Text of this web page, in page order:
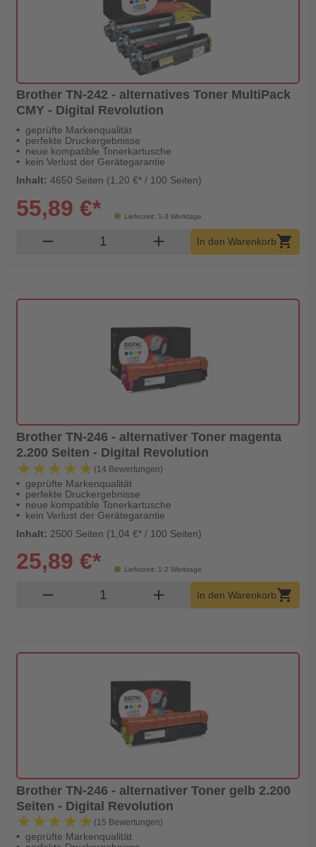
Brother TN-242 - alternatives Toner MultiPack
CMY - Digital Revolution
geprüfte Markenqualität
perfekte Druckergebnisse
neue kompatible Tonerkartusche
kein Verlust der Gerätegarantie
Inhalt: 4650 Seiten (1,20 €* / 100 Seiten)
Lieferzeit: 1-3 Werktage
55,89 €*
remove Produkt Warenkorb Menge
add In den Warenkorb shopping_cart
Brother TN-246 - alternativer Toner magenta
2.200 Seiten - Digital Revolution
★★★★★
★★★★★ (14 Bewertungen)
geprüfte Markenqualität
perfekte Druckergebnisse
neue kompatible Tonerkartusche
kein Verlust der Gerätegarantie
Inhalt: 2500 Seiten (1,04 €* / 100 Seiten)
Lieferzeit: 1-2 Werktage
25,89 €*
remove Produkt Warenkorb Menge
add In den Warenkorbshopping_cart
Brother TN-246 - alternativer Toner gelb 2.200
Seiten - Digital Revolution
★★★★★
★★★★★ (15 Bewertungen)
geprüfte Markenqualität